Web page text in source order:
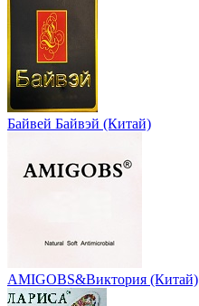
Байвей Байвэй (Китай)
AMIGOBS&Виктория (Китай)